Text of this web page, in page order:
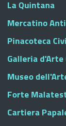
La Quintana
Mercatino
Pinacoteca
Galleria d'Arte
Museo
Forte
Cartiera